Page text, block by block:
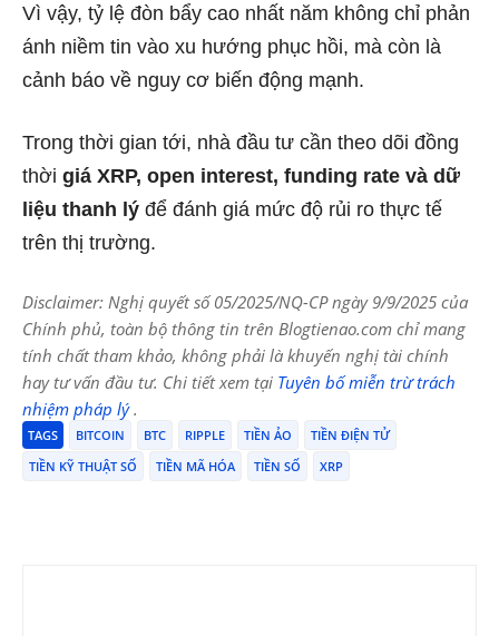
Vì vậy, tỷ lệ đòn bẩy cao nhất năm không chỉ phản
ánh niềm tin vào xu hướng phục hồi, mà còn là
cảnh báo về nguy cơ biến động mạnh.
Trong thời gian tới, nhà đầu tư cần theo dõi đồng
thời giá XRP, open interest, funding rate và dữ
liệu thanh lý để đánh giá mức độ rủi ro thực tế
trên thị trường.
Disclaimer: Nghị quyết số 05/2025/NQ-CP ngày 9/9/2025 của
Chính phủ, toàn bộ thông tin trên Blogtienao.com chỉ mang
tính chất tham khảo, không phải là khuyến nghị tài chính
hay tư vấn đầu tư. Chi tiết xem tại Tuyên bố miễn trừ trách
nhiệm pháp lý.
TAGS BITCOIN BTC RIPPLE TIỀN ẢO
TIỀN ĐIỆN TỬ
TIỀN KỸ THUẬT SỐ
TIỀN MÃ HÓA TIỀN SỐ XRP